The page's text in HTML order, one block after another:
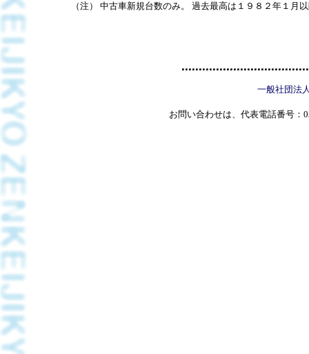
（注） 中古車新規台数のみ。 過去最高は１９８２年１月
一般社団法
お問い合わせは、代表電話番号：